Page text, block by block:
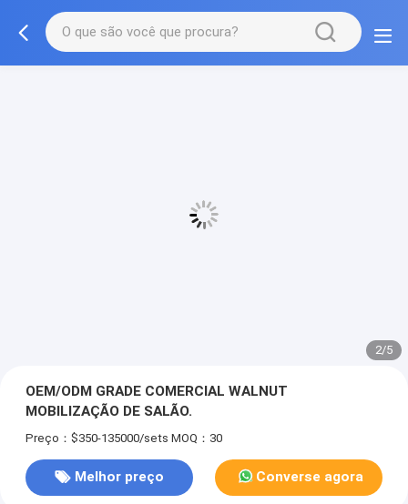
2/5
OEM/ODM GRADE COMERCIAL WALNUT
MOBILIZAÇÃO DE SALÃO.
Preço：$350-135000/sets MOQ：30
Melhor preço Converse agora